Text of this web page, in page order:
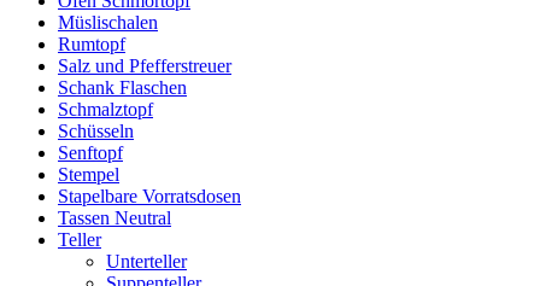
Müslischalen
Rumtopf
Salz und Pfefferstreuer
Schank Flaschen
Schmalztopf
Schüsseln
Senftopf
Stempel
Stapelbare Vorratsdosen
Tassen Neutral
Teller
Unterteller